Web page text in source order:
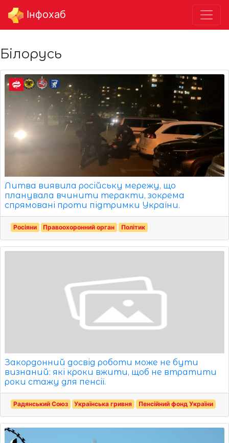
Інфохаб
Білорусь
Литва виявила російську мережу, що
планувала вчинити теракти, зокрема
спрямовані проти підтримки України.
Росіяни Правоохоронний орган Політик
Закордонний досвід роботи може не бути
визнаний: які кроки вжити, щоб не втратити
роки стажу для пенсії.
Радянський Союз Українська гривня Пенсійний фонд України